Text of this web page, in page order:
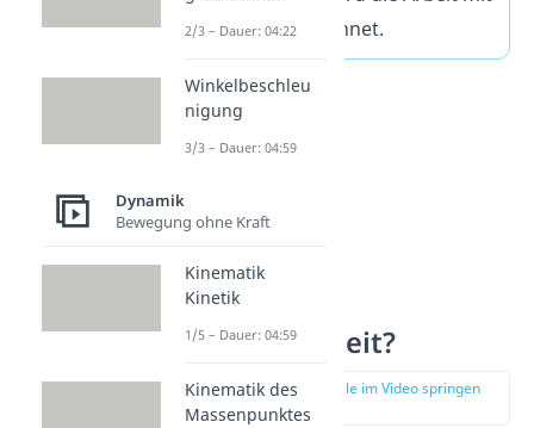
W = F • s berechnet.
Was ist Arbeit?
zur Stelle im Video springen
(00:48)
2/3 – Dauer: 04:22
Winkelbeschleu
nigung
3/3 – Dauer: 04:59
Dynamik
Bewegung ohne Kraft
Kinematik
Kinetik
1/5 – Dauer: 04:59
Kinematik des
Massenpunktes